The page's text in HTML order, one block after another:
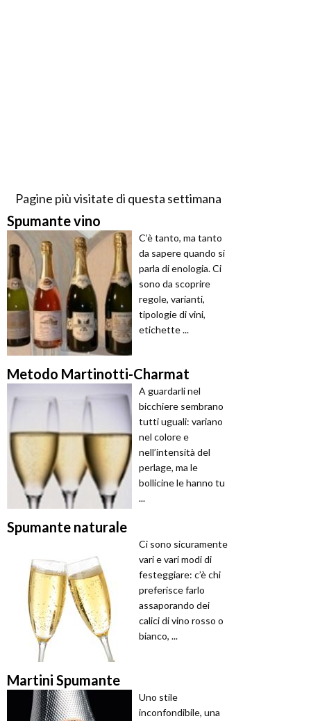
Pagine più visitate di questa settimana
Spumante vino
C’è tanto, ma tanto
da sapere quando si
parla di enologia. Ci
sono da scoprire
regole, varianti,
tipologie di vini,
etichette ...
Metodo Martinotti-Charmat
A guardarli nel
bicchiere sembrano
tutti uguali: variano
nel colore e
nell’intensità del
perlage, ma le
bollicine le hanno tu
...
Spumante naturale
Ci sono sicuramente
vari e vari modi di
festeggiare: c’è chi
preferisce farlo
assaporando dei
calici di vino rosso o
bianco, ...
Martini Spumante
Uno stile
inconfondibile, una